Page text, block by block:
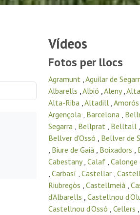
Vídeos
Fotos per llocs
Agramunt ,Aguilar de
Albarells ,Albió ,Aleny,
Alta-Riba ,Altadill ,Amorós
Argençola , Barcelona ,
Segarra , Bellprat , Belltall ,
Bellver d'Ossó , Bellver de
, Biure de Gaià , Boixadors ,
Cabestany, Calaf , Calonge
, Carbasí , Castellar ,
Riubregòs , Castellmeià ,
d'Albarells , Castellnou
Castellnou d'Ossó , Cellers ,